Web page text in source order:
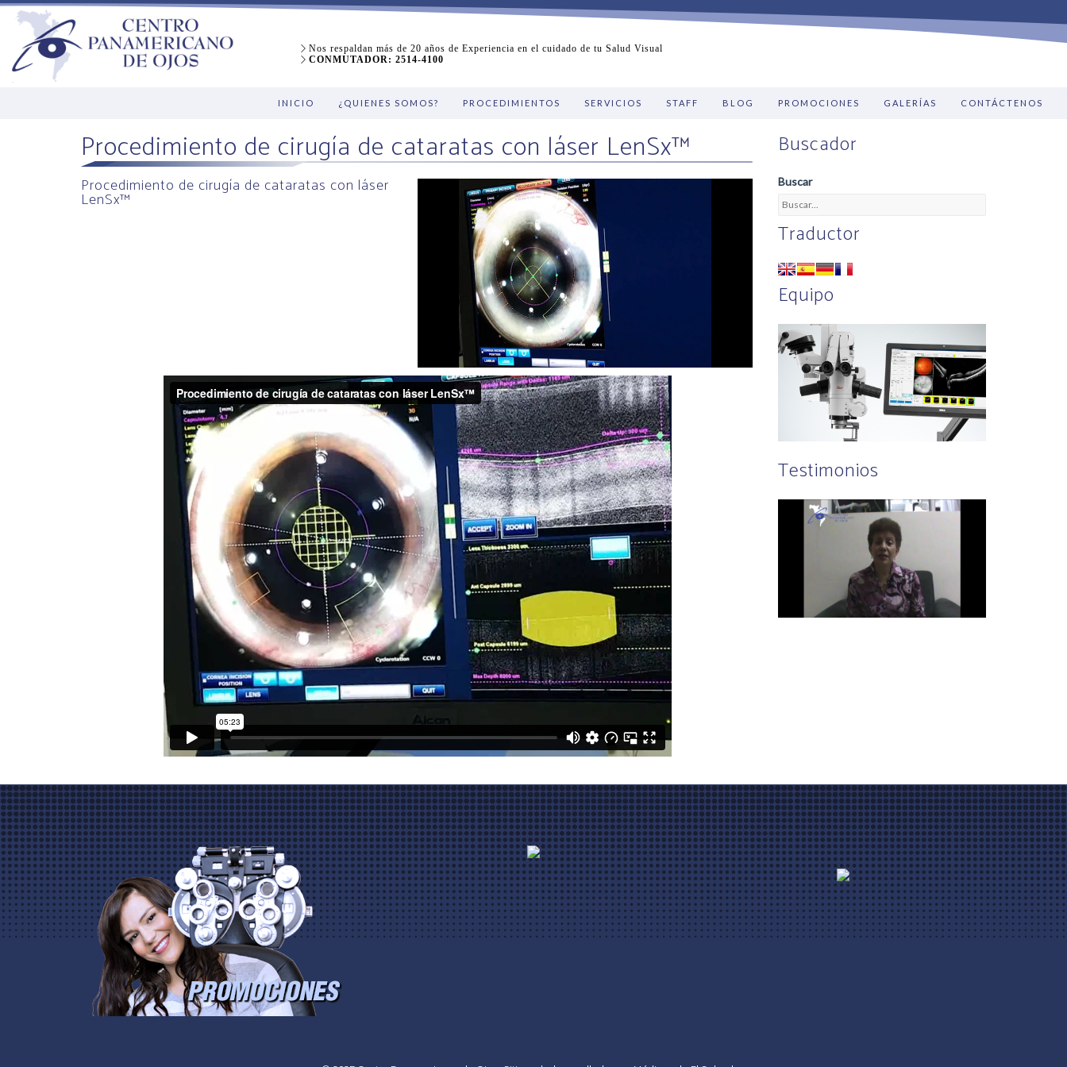
Nos respaldan más de 20 años de Experiencia en el cuidado de tu Salud Visual
CONMUTADOR: 2514-4100
INICIO ¿QUIENES SOMOS? PROCEDIMIENTOS SERVICIOS STAFF BLOG PROMOCIONES GALERÍAS CONTÁCTENOS
Procedimiento de cirugía de cataratas con láser LenSx™
Procedimiento de cirugía de cataratas con láser
LenSx™
Buscador
Buscar
Traductor
Equipo
Testimonios